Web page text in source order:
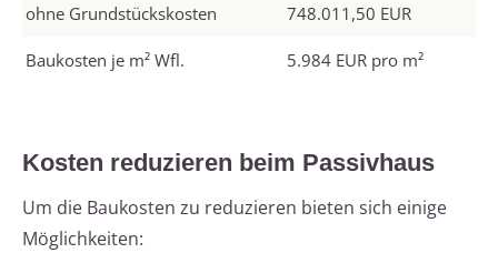
ohne Grundstückskosten 748.011,50 EUR
Baukosten je m² Wfl. 5.984 EUR pro m²
Kosten reduzieren beim Passivhaus
Um die Baukosten zu reduzieren bieten sich einige
Möglichkeiten: